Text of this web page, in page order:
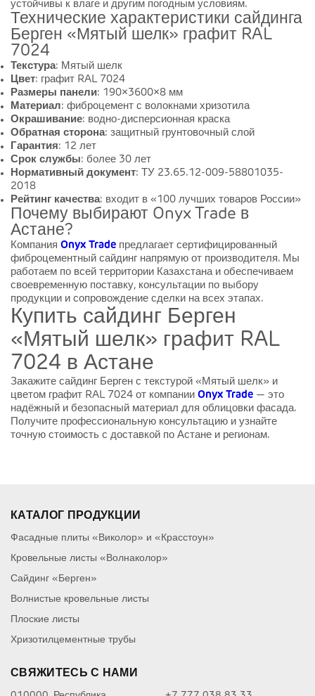
устойчивы к влаге и другим погодным условиям.
Технические характеристики сайдинга
Берген «Мятый шелк» графит RAL
7024
Текстура: Мятый шелк
Цвет: графит RAL 7024
Размеры панели: 190×3600×8 мм
Материал: фиброцемент с волокнами хризотила
Окрашивание: водно-дисперсионная краска
Обратная сторона: защитный грунтовочный слой
Гарантия: 12 лет
Срок службы: более 30 лет
Нормативный документ: ТУ 23.65.12-009-58801035-
2018
Рейтинг качества: входит в «100 лучших товаров России»
Почему выбирают Onyx Trade в
Астане?
Компания Onyx Trade предлагает сертифицированный
фиброцементный сайдинг напрямую от производителя. Мы
работаем по всей территории Казахстана и обеспечиваем
своевременную поставку, консультации по выбору
продукции и сопровождение сделки на всех этапах.
Купить сайдинг Берген
«Мятый шелк» графит RAL
7024 в Астане
Закажите сайдинг Берген с текстурой «Мятый шелк» и
цветом графит RAL 7024 от компании Onyx Trade — это
надёжный и безопасный материал для облицовки фасада.
Получите профессиональную консультацию и узнайте
точную стоимость с доставкой по Астане и регионам.
КАТАЛОГ ПРОДУКЦИИ
Фасадные плиты «Виколор» и «Красстоун»
Кровельные листы «Волнаколор»
Сайдинг «Берген»
Волнистые кровельные листы
Плоские листы
Хризотилцементные трубы
СВЯЖИТЕСЬ С НАМИ